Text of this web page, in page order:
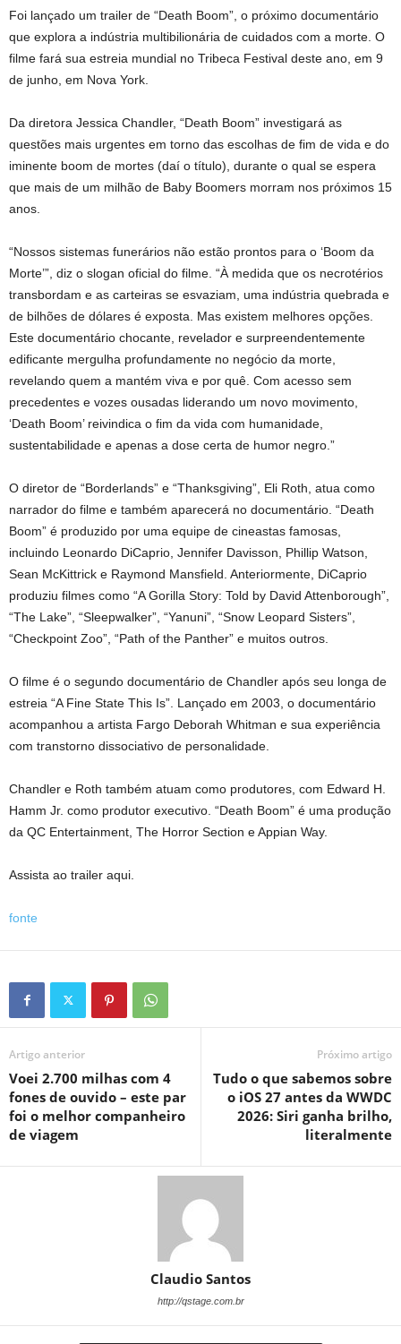
Foi lançado um trailer de “Death Boom”, o próximo documentário
que explora a indústria multibilionária de cuidados com a morte. O
filme fará sua estreia mundial no Tribeca Festival deste ano, em 9
de junho, em Nova York.
Da diretora Jessica Chandler, “Death Boom” investigará as
questões mais urgentes em torno das escolhas de fim de vida e do
iminente boom de mortes (daí o título), durante o qual se espera
que mais de um milhão de Baby Boomers morram nos próximos 15
anos.
“Nossos sistemas funerários não estão prontos para o ‘Boom da
Morte’”, diz o slogan oficial do filme. “À medida que os necrotérios
transbordam e as carteiras se esvaziam, uma indústria quebrada e
de bilhões de dólares é exposta. Mas existem melhores opções.
Este documentário chocante, revelador e surpreendentemente
edificante mergulha profundamente no negócio da morte,
revelando quem a mantém viva e por quê. Com acesso sem
precedentes e vozes ousadas liderando um novo movimento,
‘Death Boom’ reivindica o fim da vida com humanidade,
sustentabilidade e apenas a dose certa de humor negro.”
O diretor de “Borderlands” e “Thanksgiving”, Eli Roth, atua como
narrador do filme e também aparecerá no documentário. “Death
Boom” é produzido por uma equipe de cineastas famosas,
incluindo Leonardo DiCaprio, Jennifer Davisson, Phillip Watson,
Sean McKittrick e Raymond Mansfield. Anteriormente, DiCaprio
produziu filmes como “A Gorilla Story: Told by David Attenborough”,
“The Lake”, “Sleepwalker”, “Yanuni”, “Snow Leopard Sisters”,
“Checkpoint Zoo”, “Path of the Panther” e muitos outros.
O filme é o segundo documentário de Chandler após seu longa de
estreia “A Fine State This Is”. Lançado em 2003, o documentário
acompanhou a artista Fargo Deborah Whitman e sua experiência
com transtorno dissociativo de personalidade.
Chandler e Roth também atuam como produtores, com Edward H.
Hamm Jr. como produtor executivo. “Death Boom” é uma produção
da QC Entertainment, The Horror Section e Appian Way.
Assista ao trailer aqui.
fonte
Artigo anterior
Voei 2.700 milhas com 4
fones de ouvido – este par
foi o melhor companheiro
de viagem
Próximo artigo
Tudo o que sabemos sobre
o iOS 27 antes da WWDC
2026: Siri ganha brilho,
literalmente
Claudio Santos
http://qstage.com.br